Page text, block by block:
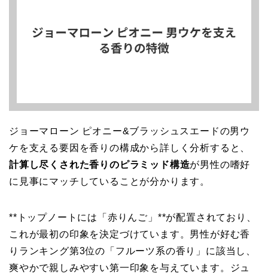
ジョーマローン ピオニー&ブラッシュスエードの男ウ
ケを支える要因を香りの構成から詳しく分析すると、
計算し尽くされた香りのピラミッド構造が男性の嗜好
に見事にマッチしていることが分かります。
**トップノートには「赤りんご」**が配置されており、
これが最初の印象を決定づけています。男性が好む香
りランキング第3位の「フルーツ系の香り」に該当し、
爽やかで親しみやすい第一印象を与えています。ジュ